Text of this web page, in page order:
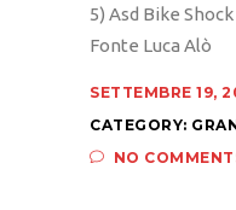
5) Asd Bike
Fonte Luca Alò
SETTEMBRE 19,
CATEGORY:
NO